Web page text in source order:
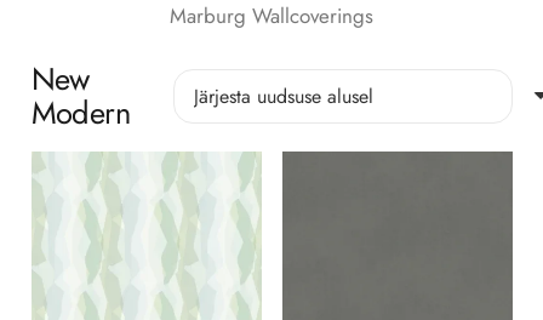
Marburg Wallcoverings
New
Modern